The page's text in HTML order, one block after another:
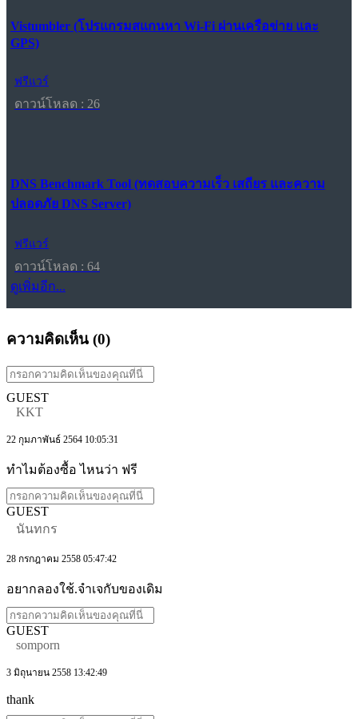
Vistumbler (โปรแกรมสแกนหา Wi-Fi ผ่านเครือข่าย และ
GPS)
ฟรีแวร์
ดาวน์โหลด : 26
DNS Benchmark Tool (ทดสอบความเร็ว เสถียร และความ
ปลอดภัย DNS Server)
ฟรีแวร์
ดาวน์โหลด : 64
ดูเพิ่มอีก...
ความคิดเห็น (0)
GUEST
KKT
22 กุมภาพันธ์ 2564 10:05:31
ทำไมต้องซื้อ ไหนว่า ฟรี
GUEST
นันทกร
28 กรกฎาคม 2558 05:47:42
อยากลองใช้.จำเจกับของเดิม
GUEST
somporn
3 มิถุนายน 2558 13:42:49
thank